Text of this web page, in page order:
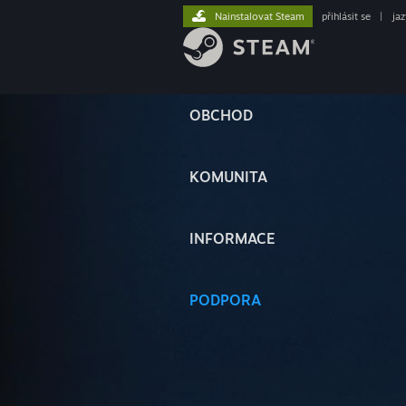
OBCHOD
KOMUNITA
INFORMACE
PODPORA
Nainstalovat Steam přihlásit se